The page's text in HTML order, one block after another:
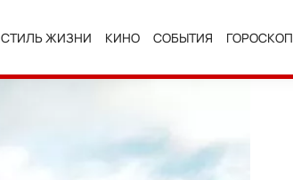
СТИЛЬ ЖИЗНИ КИНО СОБЫТИЯ ГОРОСКОП